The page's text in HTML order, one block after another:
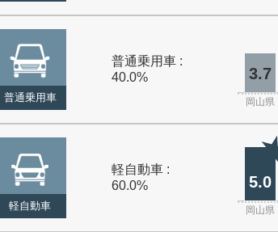
普通乗用車
普通乗用車 :
40.0%
3.7
岡山県
軽自動車
軽自動車 :
60.0%
5.0
岡山県